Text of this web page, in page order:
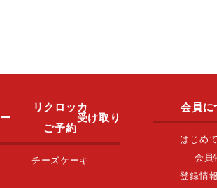
リクロッカ
ー 受け取り
ご予約
チーズケーキ
会員に
はじめ
会員
登録情